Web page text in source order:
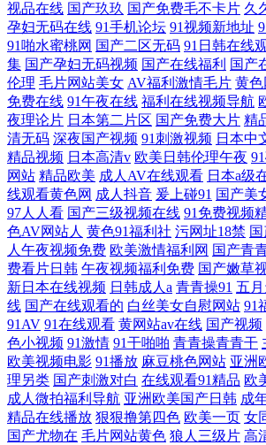
视品在线 国产玖玖 国产免费毛不卡片 久
孕妇无码在线 91手机论坛 91视频新地址
91啪水蜜桃网 国产二区无码 91日韩在线
集 国产孕妇无码视频 国产在线福利 国产
伦理 毛片网站美女 AV福利激情毛片 黄
免费在线 91午夜在线 福利在线视频导航
夜理论片 日本第二片区 国产免费大片 精
清无码 深夜国产视频 91刺激视频 日本中
精品视频 日本高清v 欧美日韩伦理午夜
网站 精品欧美 成人AV在线观看 日本a级
线观看黄色网 成人抖音 爰上碰91 国产美
97人人看 国产三级视频在线 91免费视频
色AV网站人 黄色91福利社 污网址18禁
人午夜视频免费 欧美激情福利网 国产青
费看片日韩 午夜视频福利免费 国产嫩草
新日本在线视频 日韩成人a 青青操91 五
线 国产在线观看的 白丝美女自慰网站 91
91AV 91在线观看 黄网站av在线 国产视频
色小视频 91激情 91干啪啪 青青操青青干
欧美视频电影 91播放 麻豆桃色网站 亚洲
理另类 国产刺激对白 在线观看91精品 欧
成人微拍福利导航 亚洲欧美国产日韩 成
精品在线播放 狠狠撸第四色 欧美一页 女
国产尤物在 毛片网站黄色 狼人三级片 高